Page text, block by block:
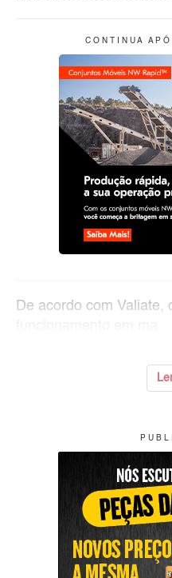
C O N T I N U A A P
De acordo com Valiate,
P U B L